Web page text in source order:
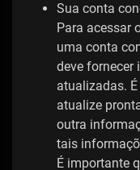
Sua conta
Para acessar
uma conta
deve fornecer
atualizadas.
atualize
outra
tais
É importante